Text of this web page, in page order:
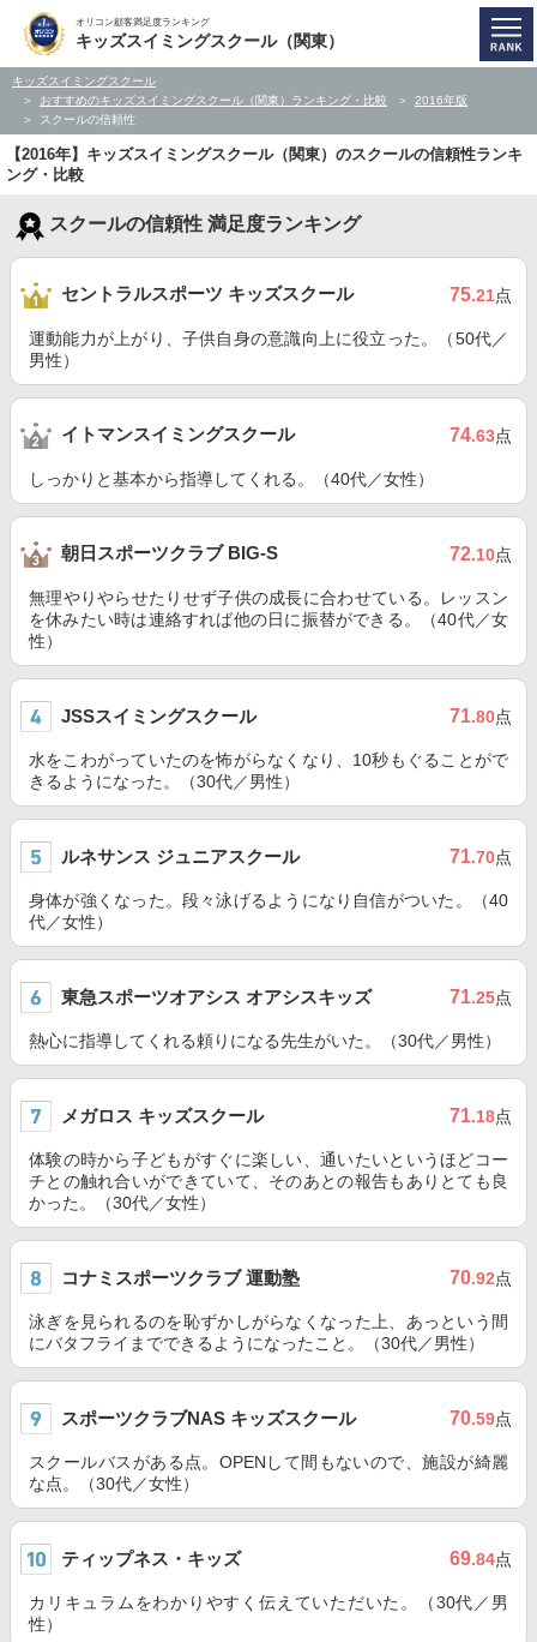
オリコン顧客満足度ランキング
キッズスイミングスクール（関東）
キッズスイミングスクール
おすすめのキッズスイミングスクール（関東）ランキング・比較
2016年版
スクールの信頼性
【2016年】キッズスイミングスクール（関東）のスクールの信頼性ランキ
ング・比較
スクールの信頼性 満足度ランキング
セントラルスポーツ キッズスクール 75.21点
運動能力が上がり、子供自身の意識向上に役立った。（50代／
男性）
イトマンスイミングスクール 74.63点
しっかりと基本から指導してくれる。（40代／女性）
朝日スポーツクラブ BIG-S 72.10点
無理やりやらせたりせず子供の成長に合わせている。レッスン
を休みたい時は連絡すれば他の日に振替ができる。（40代／女
性）
JSSスイミングスクール 71.80点
水をこわがっていたのを怖がらなくなり、10秒もぐることがで
きるようになった。（30代／男性）
ルネサンス ジュニアスクール 71.70点
身体が強くなった。段々泳げるようになり自信がついた。（40
代／女性）
東急スポーツオアシス オアシスキッズ 71.25点
熱心に指導してくれる頼りになる先生がいた。（30代／男性）
メガロス キッズスクール 71.18点
体験の時から子どもがすぐに楽しい、通いたいというほどコー
チとの触れ合いができていて、そのあとの報告もありとても良
かった。（30代／女性）
コナミスポーツクラブ 運動塾 70.92点
泳ぎを見られるのを恥ずかしがらなくなった上、あっという間
にバタフライまでできるようになったこと。（30代／男性）
スポーツクラブNAS キッズスクール 70.59点
スクールバスがある点。OPENして間もないので、施設が綺麗
な点。（30代／女性）
ティップネス・キッズ 69.84点
カリキュラムをわかりやすく伝えていただいた。（30代／男
性）